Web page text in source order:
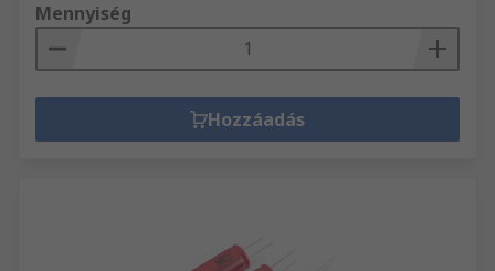
Mennyiség
Hozzáadás